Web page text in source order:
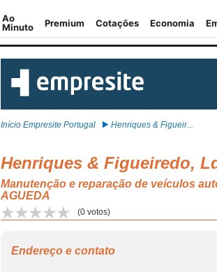
Início Empresite Portugal Henriques & Figueir...
Henriques & Figueiredo,
Manutenção e reparação de veículos
AGUEDA
(0 votos)
Endereço e contato